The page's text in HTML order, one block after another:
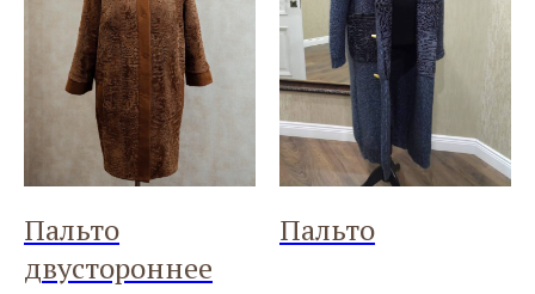
Пальто
двустороннее
Пальто